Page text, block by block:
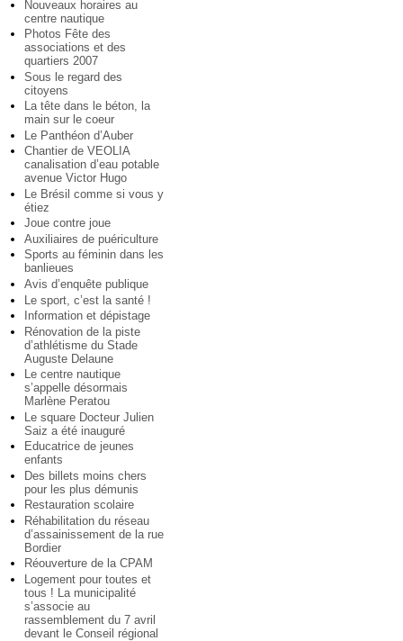
Nouveaux horaires au
centre nautique
Photos Fête des
associations et des
quartiers 2007
Sous le regard des
citoyens
La tête dans le béton, la
main sur le coeur
Le Panthéon d’Auber
Chantier de VEOLIA
canalisation d’eau potable
avenue Victor Hugo
Le Brésil comme si vous y
étiez
Joue contre joue
Auxiliaires de puériculture
Sports au féminin dans les
banlieues
Avis d’enquête publique
Le sport, c’est la santé !
Information et dépistage
Rénovation de la piste
d’athlétisme du Stade
Auguste Delaune
Le centre nautique
s’appelle désormais
Marlène Peratou
Le square Docteur Julien
Saiz a été inauguré
Educatrice de jeunes
enfants
Des billets moins chers
pour les plus démunis
Restauration scolaire
Réhabilitation du réseau
d’assainissement de la rue
Bordier
Réouverture de la CPAM
Logement pour toutes et
tous ! La municipalité
s’associe au
rassemblement du 7 avril
devant le Conseil régional